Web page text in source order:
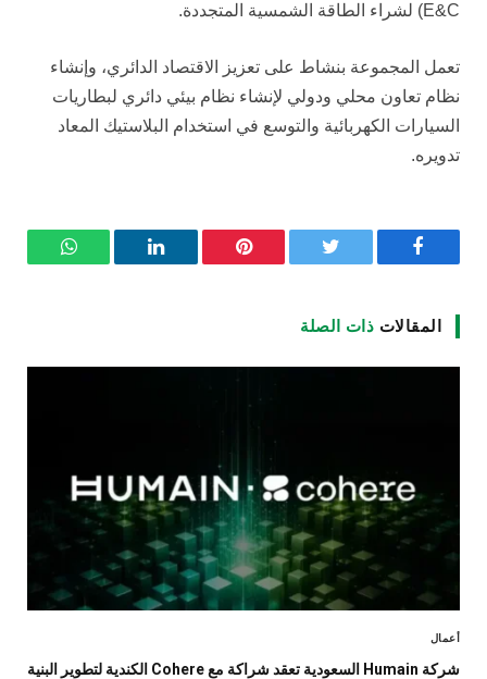
E&C) لشراء الطاقة الشمسية المتجددة.
تعمل المجموعة بنشاط على تعزيز الاقتصاد الدائري، وإنشاء
نظام تعاون محلي ودولي لإنشاء نظام بيئي دائري لبطاريات
السيارات الكهربائية والتوسع في استخدام البلاستيك المعاد
تدويره.
فيسبوك تويتر بينتيريست لينكدإن واتساب
المقالات ذات الصلة
أعمال
شركة Humain السعودية تعقد شراكة مع Cohere الكندية لتطوير البنية